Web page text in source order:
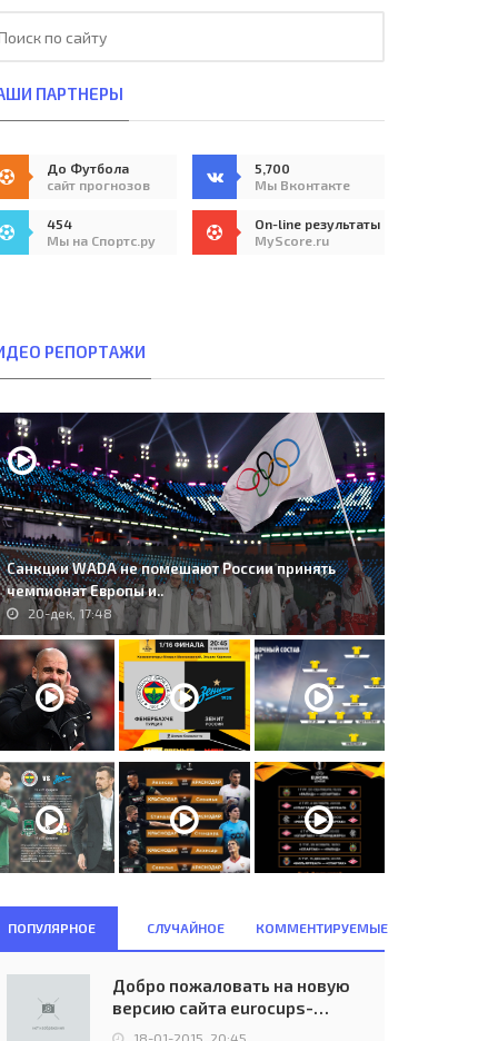
ПАРТНЕРЫ
До Футбола
сайт прогнозов
5,700
Мы Вконтакте
454
Мы на Спортс.ру
On-line результаты
MyScore.ru
РЕПОРТАЖИ
Санкции WADA не помешают России принять
чемпионат Европы и..
20-дек, 17:48
ПОПУЛЯРНОЕ СЛУЧАЙНОЕ КОММЕНТИРУЕМЫЕ
Добро пожаловать на новую
версию сайта eurocups-
uefa.ru
18-01-2015, 20:45